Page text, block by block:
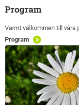
Program
Varmt välkommen till våra
Program